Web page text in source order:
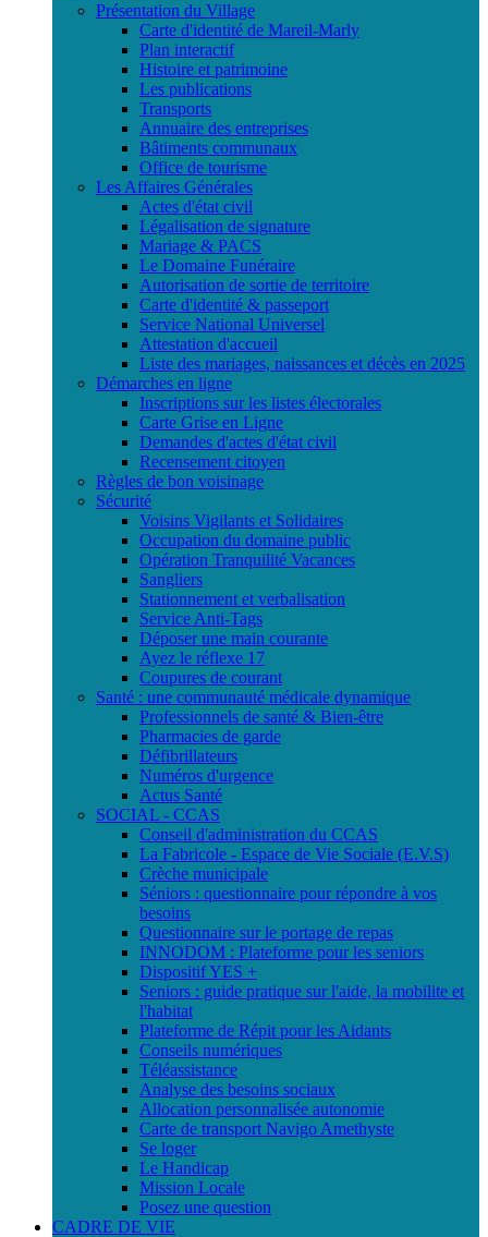
Présentation du Village
Carte d'identité de Mareil-Marly
Plan interactif
Histoire et patrimoine
Les publications
Transports
Annuaire des entreprises
Bâtiments communaux
Office de tourisme
Les Affaires Générales
Actes d'état civil
Légalisation de signature
Mariage & PACS
Le Domaine Funéraire
Autorisation de sortie de territoire
Carte d'identité & passeport
Service National Universel
Attestation d'accueil
Liste des mariages, naissances et décès en 2025
Démarches en ligne
Inscriptions sur les listes électorales
Carte Grise en Ligne
Demandes d'actes d'état civil
Recensement citoyen
Règles de bon voisinage
Sécurité
Voisins Vigilants et Solidaires
Occupation du domaine public
Opération Tranquilité Vacances
Sangliers
Stationnement et verbalisation
Service Anti-Tags
Déposer une main courante
Ayez le réflexe 17
Coupures de courant
Santé : une communauté médicale dynamique
Professionnels de santé & Bien-être
Pharmacies de garde
Défibrillateurs
Numéros d'urgence
Actus Santé
SOCIAL - CCAS
Conseil d'administration du CCAS
La Fabricole - Espace de Vie Sociale (E.V.S)
Crèche municipale
Séniors : questionnaire pour répondre à vos
besoins
Questionnaire sur le portage de repas
INNODOM : Plateforme pour les seniors
Dispositif YES +
Seniors : guide pratique sur l'aide, la mobilite et
l'habitat
Plateforme de Répit pour les Aidants
Conseils numériques
Téléassistance
Analyse des besoins sociaux
Allocation personnalisée autonomie
Carte de transport Navigo Amethyste
Se loger
Le Handicap
Mission Locale
Posez une question
CADRE DE VIE